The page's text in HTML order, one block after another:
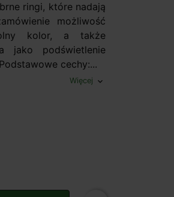
ringi, które nadają
możliwość
kolor, a także
jako podświetlenie
cechy:...
Więcej expand_more